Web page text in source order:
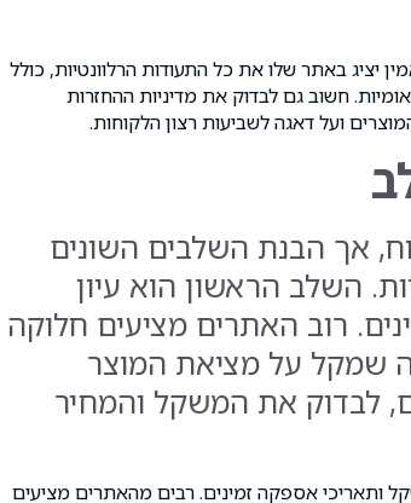
יציג באתר שלו את כל התעודות הרלוונטיות, כולל
חשוב גם לבדוק את מדיניות ההחזרות
ועל דאגה לשביעות רצון הלקוחות.
אך הבנת השלבים השונים
השלב הראשון הוא עיון
רוב האתרים מציעים חלוקה
שמקל על מציאת המוצר
לבדוק את המשקל והמחיר
ותאריכי אספקה זמינים. רבים מהאתרים מציעים